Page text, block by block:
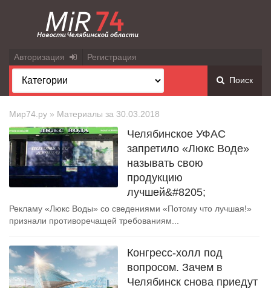
Авторизация Регистрация
Поиск
Мир74.ру » Материалы за 30.03.2018
Челябинское УФАС
запретило «Люкс Воде»
называть свою
продукцию
лучшей&#8205;
Рекламу «Люкс Воды» со сведениями «Потому что лучшая!»
признали противоречащей требованиям...
Конгресс-холл под
вопросом. Зачем в
Челябинск снова приедут